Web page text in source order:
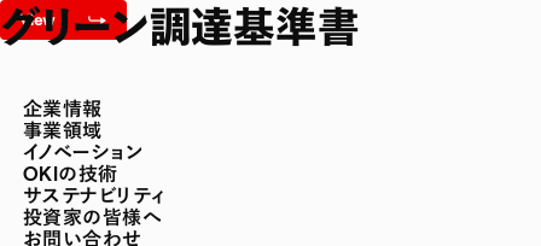
企業情報
事業領域
イノベーション
OKIの技術
サステナビリティ
投資家の皆様へ
お問い合わせ
グリーン調達基準書